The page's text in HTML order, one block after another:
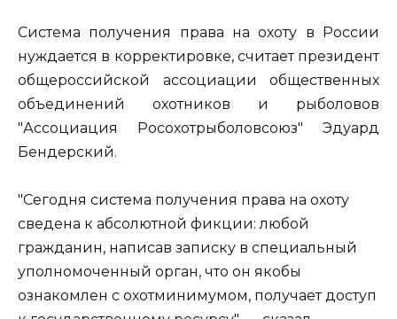
Система получения права на охоту в России
нуждается в корректировке, считает президент
общероссийской ассоциации общественных
объединений охотников и рыболовов
"Ассоциация Росохотрыболовсоюз" Эдуард
Бендерский.
"Сегодня система получения права на охоту
сведена к абсолютной фикции: любой
гражданин, написав записку в специальный
уполномоченный орган, что он якобы
ознакомлен с охотминимумом, получает доступ